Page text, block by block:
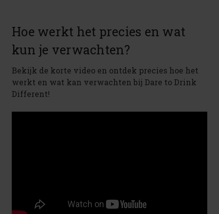
Hoe werkt het precies en wat
kun je verwachten?
Bekijk de korte video en ontdek precies hoe het
werkt en wat kan verwachten bij Dare to Drink
Different!